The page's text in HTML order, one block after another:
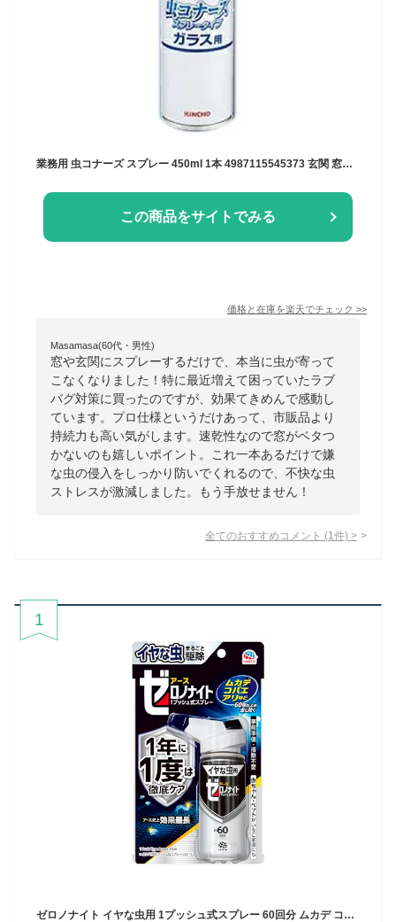
業務用 虫コナーズ スプレー 450ml 1本 4987115545373 玄関 窓用 忌避剤 防虫剤 速乾 金鳥 防虫スプレー 窓 プロ仕様 防虫 グッズ 撃退 害虫対策 カメムシ 蜘蛛 クモ くも か カ 蚊 ユスリカ 対策
この商品をサイトでみる
価格と在庫を楽天でチェック >>
Masamasa(60代・男性)
窓や玄関にスプレーするだけで、本当に虫が寄って
こなくなりました！特に最近増えて困っていたラブ
バグ対策に買ったのですが、効果てきめんで感動し
ています。プロ仕様というだけあって、市販品より
持続力も高い気がします。速乾性なので窓がベタつ
かないのも嬉しいポイント。これ一本あるだけで嫌
な虫の侵入をしっかり防いでくれるので、不快な虫
ストレスが激減しました。もう手放せません！
全てのおすすめコメント (1 件) >
1
ゼロノナイト イヤな虫用 1プッシュ式スプレー 60回分 ムカデ コバエ アリ カメムシ 家中まるごと 駆除 ペット いやな虫